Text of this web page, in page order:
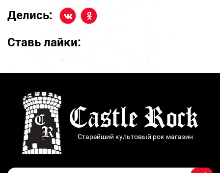
Делись:
Ставь лайки:
Старейший культовый рок магазин